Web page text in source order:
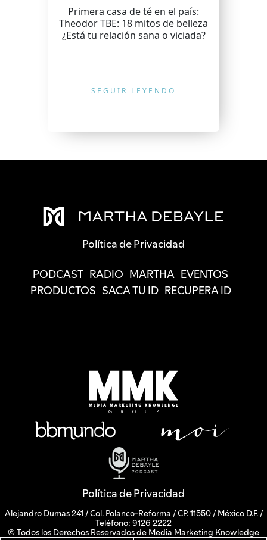
Primera casa de té en el país:
Theodor TBE: 18 mitos de belleza
¿Está tu relación sana o viciada?
SEGUIR LEYENDO
Política de Privacidad
PODCAST RADIO MARTHA EVENTOS
PRODUCTOS SACA TU ID RECUPERA ID
Política de Privacidad
Alejandro Dumas 241 / Col. Polanco-Reforma / CP. 11550 / México D.F. /
Teléfono: 9126 2222
© Todos los Derechos Reservados de Media Marketing Knowledge